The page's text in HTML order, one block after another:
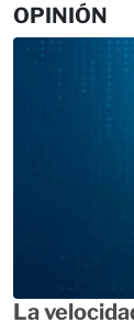
OPINIÓN
La